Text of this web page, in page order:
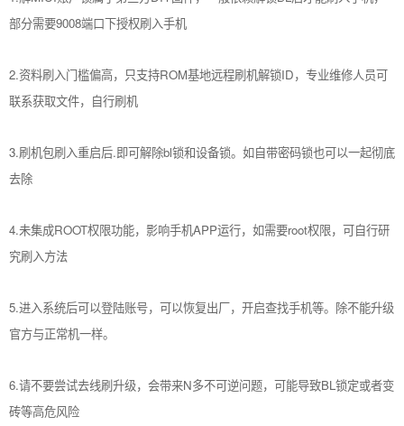
部分需要9008端口下授权刷入手机
2.资料刷入门槛偏高，只支持ROM基地远程刷机解锁ID，专业维修人员可
联系获取文件，自行刷机
3.刷机包刷入重启后.即可解除bl锁和设备锁。如自带密码锁也可以一起彻底
去除
4.未集成ROOT权限功能，影响手机APP运行，如需要root权限，可自行研
究刷入方法
5.进入系统后可以登陆账号，可以恢复出厂，开启查找手机等。除不能升级
官方与正常机一样。
6.请不要尝试去线刷升级，会带来N多不可逆问题，可能导致BL锁定或者变
砖等高危风险